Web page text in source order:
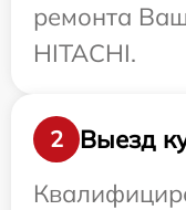
ремонта
HITACHI.
2
Выезд